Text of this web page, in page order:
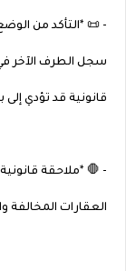
- 📜 *التأكد من
سجل الطرف الآخر
قانونية قد تؤدي إلى
- 🛑 *ملاحقة
العقارات المخالفة